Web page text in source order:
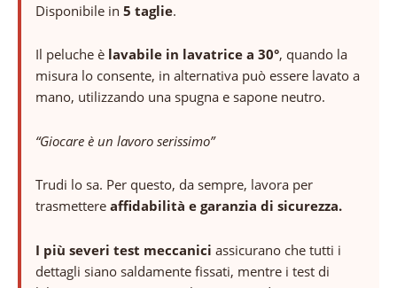
Disponibile in 5 taglie.
Il peluche è lavabile in lavatrice a 30°, quando la
misura lo consente, in alternativa può essere lavato a
mano, utilizzando una spugna e sapone neutro.
“Giocare è un lavoro serissimo”
Trudi lo sa. Per questo, da sempre, lavora per
trasmettere affidabilità e garanzia di sicurezza.
I più severi test meccanici assicurano che tutti i
dettagli siano saldamente fissati, mentre i test di